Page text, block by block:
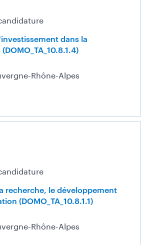
dans la
Rhône-Alpes
recherche, le développement
(DOMO_TA_10.8.1.1)
Rhône-Alpes